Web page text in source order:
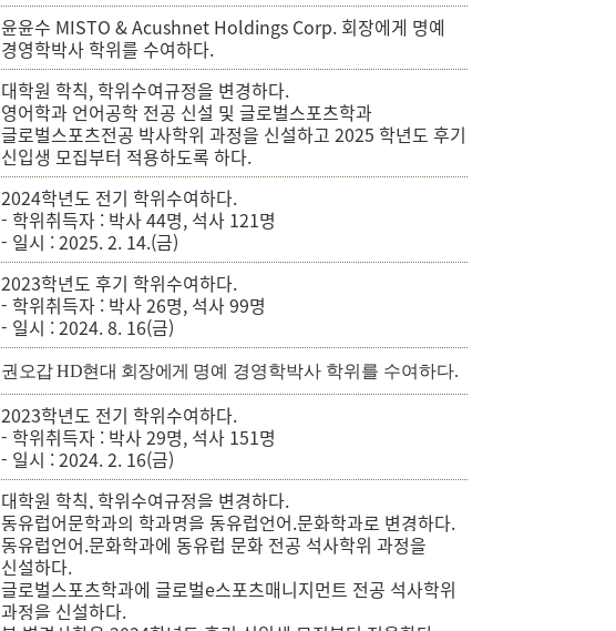
윤윤수 MISTO & Acushnet Holdings Corp. 회장에게 명예
경영학박사 학위를 수여하다.
대학원 학칙, 학위수여규정을 변경하다.
영어학과 언어공학 전공 신설 및 글로벌스포츠학과
글로벌스포츠전공 박사학위 과정을 신설하고 2025 학년도 후기
신입생 모집부터 적용하도록 하다.
2024학년도 전기 학위수여하다.
- 학위취득자 : 박사 44명, 석사 121명
- 일시 : 2025. 2. 14.(금)
2023학년도 후기 학위수여하다.
- 학위취득자 : 박사 26명, 석사 99명
- 일시 : 2024. 8. 16(금)
권오갑 HD현대 회장에게 명예 경영학박사 학위를 수여하다.
2023학년도 전기 학위수여하다.
- 학위취득자 : 박사 29명, 석사 151명
- 일시 : 2024. 2. 16(금)
대학원 학칙, 학위수여규정을 변경하다.
동유럽어문학과의 학과명을 동유럽언어.문화학과로 변경하다.
동유럽언어.문화학과에 동유럽 문화 전공 석사학위 과정을
신설하다.
글로벌스포츠학과에 글로벌e스포츠매니지먼트 전공 석사학위
과정을 신설하다.